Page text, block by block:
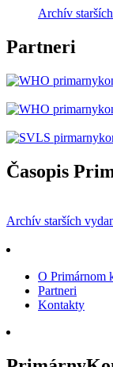
Archív
Partneri
Časopis
Archív starších
O Primárnom
Partneri
Kontakty